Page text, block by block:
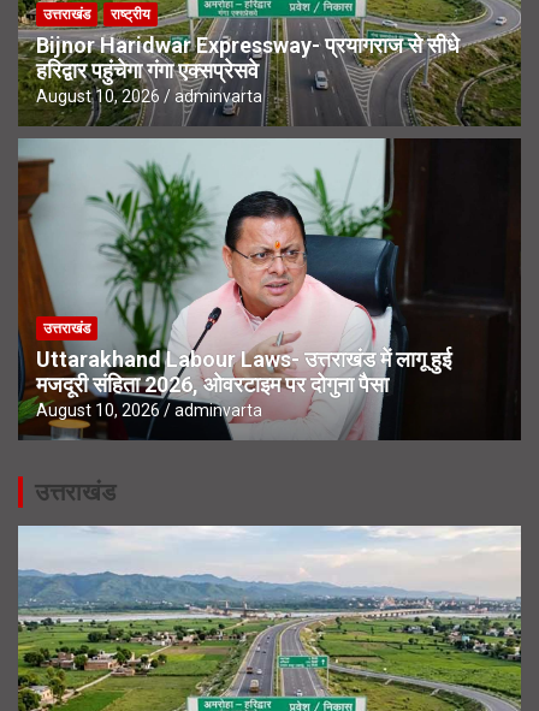
उत्तराखंड राष्ट्रीय
Bijnor Haridwar Expressway- प्रयागराज से सीधे
हरिद्वार पहुंचेगा गंगा एक्सप्रेसवे
August 10, 2026 adminvarta
उत्तराखंड
Uttarakhand Labour Laws- उत्तराखंड में लागू हुई
मजदूरी संहिता 2026, ओवरटाइम पर दोगुना पैसा
August 10, 2026 adminvarta
उत्तराखंड